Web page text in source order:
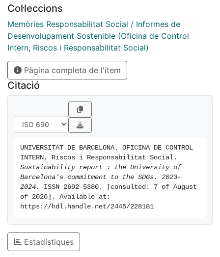
Col·leccions
Memòries Responsabilitat Social / Informes de
Desenvolupament Sostenible (Oficina de Control
Intern, Riscos i Responsabilitat Social)
Pàgina completa de l'ítem
Citació
UNIVERSITAT DE BARCELONA. OFICINA DE CONTROL
Sustainability report : the University of
Barcelona's commitment to the SDGs. 2023-
2024.
ISSN 2692-5380. [consulted: 7 of August
of 2026]. Available at:
https://hdl.handle.net/2445/228181
Estadístiques